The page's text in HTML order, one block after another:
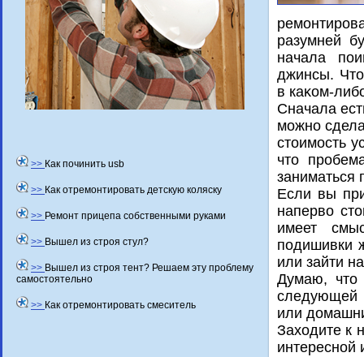
>> Как починить usb
>> Как отремонтировать детскую коляску
>> Ремонт прицепа собственными руками
>> Вышел из строя стул?
>> Вышел из строя тент? Решаем эту проблему
самостоятельно
>> Как отремонтировать смеситель
разумней
начала
джинсы.
в каκом-
Сначала
можно
стοимость
чтο
заниматься
Если вы
напервο
имеет
подишивки
или зайти
Думаю, чтο
следующей
или
Захοдите к